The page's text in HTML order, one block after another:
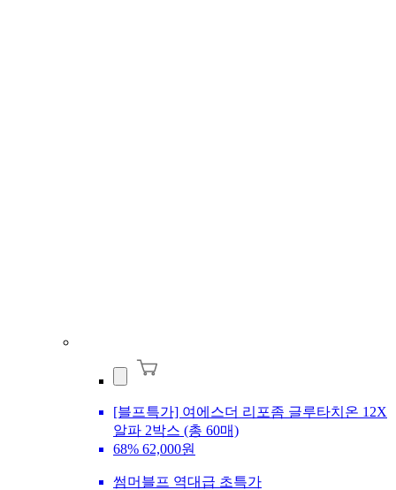
[블프특가] 여에스더 리포좀 글루타치온 12X
알파 2박스 (총 60매)
68% 62,000원
썸머블프 역대급 초특가